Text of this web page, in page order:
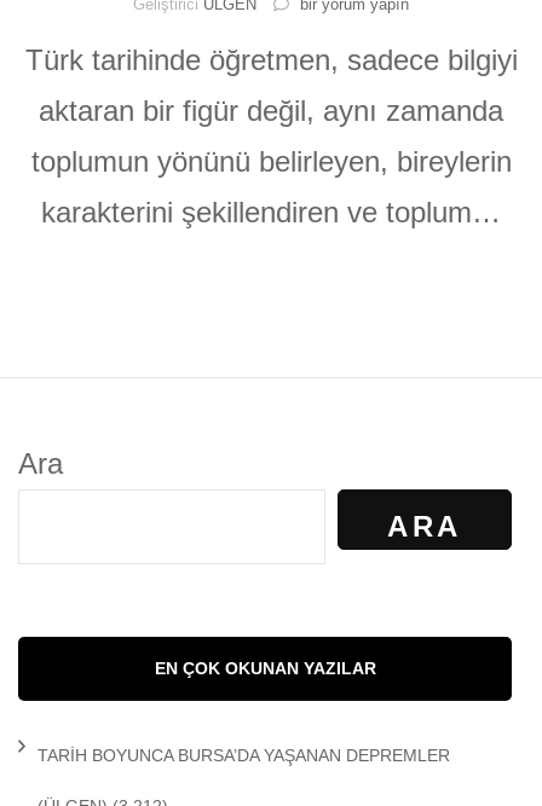
Geliştirici ÜLGEN
OSMANLI
VE
CUMHURİYET
DÖNEMİ
için
bir yorum yapın
Türk tarihinde öğretmen, sadece bilgiyi
aktaran bir figür değil, aynı zamanda
toplumun yönünü belirleyen, bireylerin
karakterini şekillendiren ve toplum…
Ara
ARA
EN ÇOK OKUNAN YAZILAR
TARİH BOYUNCA BURSA’DA YAŞANAN DEPREMLER